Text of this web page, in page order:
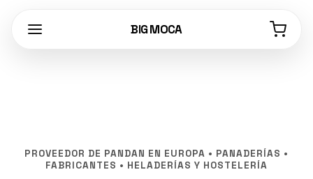
BIG MOCA
PROVEEDOR DE PANDAN EN EUROPA • PANADERÍAS •
FABRICANTES • HELADERÍAS Y HOSTELERÍA